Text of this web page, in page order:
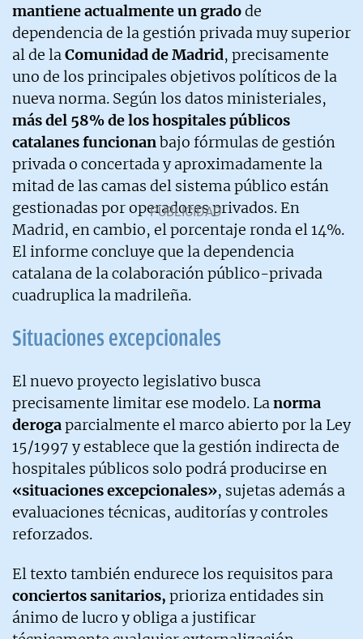
mantiene actualmente un gradode
dependencia de la gestión privada muy superior
al de laComunidad de Madrid, precisamente
uno de los principales objetivos políticos de la
nueva norma. Según los datos ministeriales,
más del 58% de los hospitales públicos
catalanes funcionanbajo fórmulas de gestión
privada o concertada y aproximadamente la
mitad de las camas del sistema público están
gestionadas por operadores privados. En
Madrid, en cambio, el porcentaje ronda el 14%.
El informe concluye que la dependencia
catalana de la colaboración público-privada
cuadruplica la madrileña.
Situaciones excepcionales
El nuevo proyecto legislativo busca
precisamente limitar ese modelo. Lanorma
derogaparcialmente el marco abierto por la Ley
15/1997 y establece que la gestión indirecta de
hospitales públicos solo podrá producirse en
«situaciones excepcionales», sujetas además a
evaluaciones técnicas, auditorías y controles
reforzados.
El texto también endurece los requisitos para
conciertos sanitarios, prioriza entidades sin
ánimo de lucro y obliga a justificar